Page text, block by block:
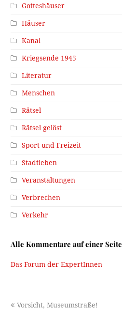
Gotteshäuser
Häuser
Kanal
Kriegsende 1945
Literatur
Menschen
Rätsel
Rätsel gelöst
Sport und Freizeit
Stadtleben
Veranstaltungen
Verbrechen
Verkehr
Alle Kommentare auf einer Seite
Das Forum der ExpertInnen
previous
Vorsicht, Museumstraße!